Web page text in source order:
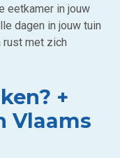
eetkamer in jouw
dagen in jouw tuin
rust met zich
+
Vlaams